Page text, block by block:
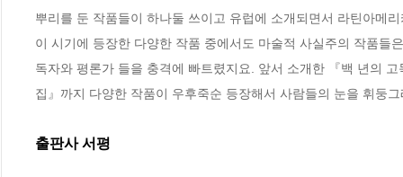
뿌리를 둔 작품들이 하나둘 쓰이고 유럽에 소개되면서 라틴아메
이 시기에 등장한 다양한 작품 중에서도 마술적 사실주의 작품들
독자와 평론가 들을 충격에 빠트렸지요. 앞서 소개한 『백 년의
집』까지 다양한 작품이 우후죽순 등장해서 사람들의 눈을 휘둥
출판사 서평